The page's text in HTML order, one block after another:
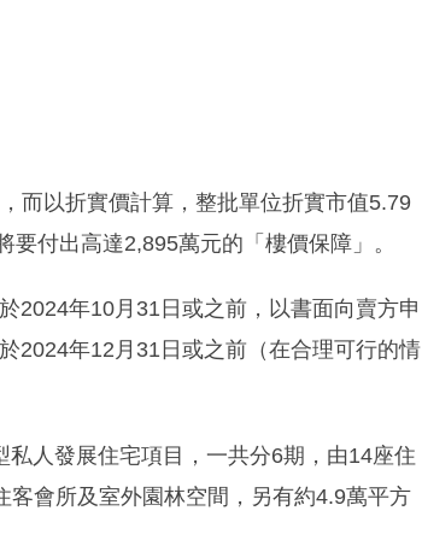
而以折實價計算，整批單位折實市值5.79
付出高達2,895萬元的「樓價保障」。
2024年10月31日或之前，以書面向賣方申
2024年12月31日或之前（在合理可行的情
私人發展住宅項目，一共分6期，由14座住
會所及室外園林空間，另有約4.9萬平方